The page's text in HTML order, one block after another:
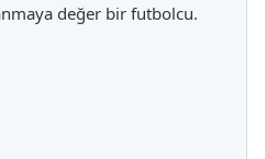
değer bir futbolcu.